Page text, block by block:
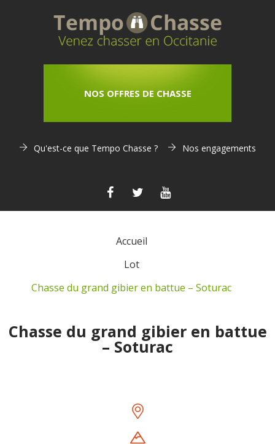
NOS OFFRES DE CHASSE
Qu'est-ce que Tempo Chasse ? Nos engagements
Accueil
Lot
Chasse du grand gibier en battue – Soturac
Chasse du grand gibier en battue
– Soturac